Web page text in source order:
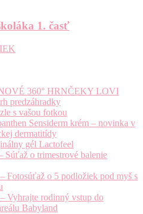
1. časť
360° HRNČEKY LOVI
predzáhradky
s vašou fotkou
Sensiderm krém – novinka v
dermatitídy
gél Lactofeel
Súťaž o trimestrové balenie
Fotosúťaž o 5 podložiek pod myš s
Vyhrajte rodinný vstup do
Babyland